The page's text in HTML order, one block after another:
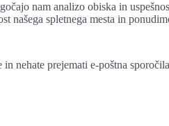
nam analizo obiska in
našega spletnega mesta in
prejemati e-poštna